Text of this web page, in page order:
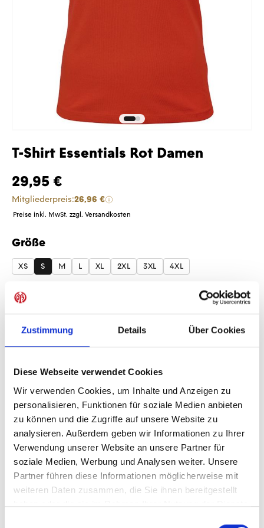
Zustimmung Details Über Cookies
Diese Webseite verwendet Cookies
Wir verwenden Cookies, um Inhalte und Anzeigen zu
personalisieren, Funktionen für soziale Medien anbieten
zu können und die Zugriffe auf unsere Website zu
analysieren. Außerdem geben wir Informationen zu Ihrer
Verwendung unserer Website an unsere Partner für
soziale Medien, Werbung und Analysen weiter. Unsere
Partner führen diese Informationen möglicherweise mit
weiteren Daten zusammen, die Sie ihnen bereitgestellt
haben oder die sie im Rahmen Ihrer Nutzung der Dienste
T-Shirt Essentials Rot Damen
29,95 €
Mitgliederpreis:26,96 €
Preise inkl. MwSt. zzgl. Versandkosten
Größe
auswählen
XS S M L XL 2XL 3XL 4XL
Produkt Anzahl: Gib den gewünschten
Anzahl
IN DEN WARENKORB
Produktdetails
ÄHNLICHE PRODUKTE